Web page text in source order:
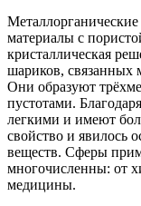
материалы с
кристаллическая
шариков, связанных
Они образуют
пустотами.
легкими и имеют
свойство и явилось
веществ. Сферы
многочисленны: от
медицины.